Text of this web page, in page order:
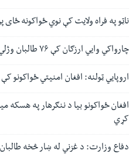
ناټو په فراه ولایت کې نوي ځواکونه
چارواکي وايي ارزګان کې ۷۶ طالبان وژلي او ځینې سیمې بېرته نیولې
اروپايي ټولنه: افغان امنیتي
افغان ځواکونو بیا د ننګرهار په
کړي
دفاع وزارت: د غزني له ښار څخه